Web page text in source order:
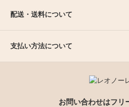
配送・送料について
支払い方法について
お問い合わせはフリ